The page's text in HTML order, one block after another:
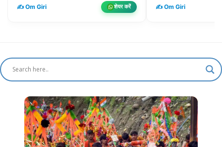
✍️ Om Giri शेयर करें ✍️ Om Giri